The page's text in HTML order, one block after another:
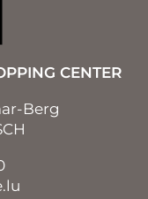
CENTER
Berg